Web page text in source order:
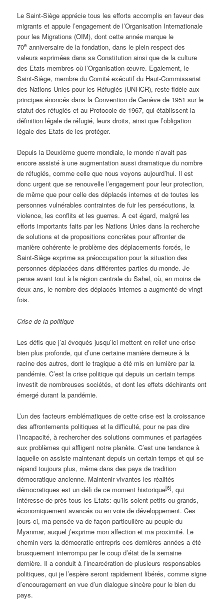
Le Saint-Siège apprécie tous les efforts accomplis en faveur des
migrants et appuie l’engagement de l’Organisation Internationale
pour les Migrations (OIM), dont cette année marque le
70e anniversaire de la fondation, dans le plein respect des
valeurs exprimées dans sa Constitution ainsi que de la culture
des Etats membres où l’Organisation œuvre. Egalement, le
Saint-Siège, membre du Comité exécutif du Haut-Commissariat
des Nations Unies pour les Réfugiés (UNHCR), reste fidèle aux
principes énoncés dans la Convention de Genève de 1951 sur le
statut des réfugiés et au Protocole de 1967, qui établissent la
définition légale de réfugié, leurs droits, ainsi que l’obligation
légale des Etats de les protéger.
Depuis la Deuxième guerre mondiale, le monde n’avait pas
encore assisté à une augmentation aussi dramatique du nombre
de réfugiés, comme celle que nous voyons aujourd’hui. Il est
donc urgent que se renouvelle l’engagement pour leur protection,
de même que pour celle des déplacés internes et de toutes les
personnes vulnérables contraintes de fuir les persécutions, la
violence, les conflits et les guerres. A cet égard, malgré les
efforts importants faits par les Nations Unies dans la recherche
de solutions et de propositions concrètes pour affronter de
manière cohérente le problème des déplacements forcés, le
Saint-Siège exprime sa préoccupation pour la situation des
personnes déplacées dans différentes parties du monde. Je
pense avant tout à la région centrale du Sahel, où, en moins de
deux ans, le nombre des déplacés internes a augmenté de vingt
fois.
Crise de la politique
Les défis que j’ai évoqués jusqu’ici mettent en relief une crise
bien plus profonde, qui d’une certaine manière demeure à la
racine des autres, dont le tragique a été mis en lumière par la
pandémie. C’est la crise politique qui depuis un certain temps
investit de nombreuses sociétés, et dont les effets déchirants ont
émergé durant la pandémie.
L’un des facteurs emblématiques de cette crise est la croissance
des affrontements politiques et la difficulté, pour ne pas dire
l’incapacité, à rechercher des solutions communes et partagées
aux problèmes qui affligent notre planète. C’est une tendance à
laquelle on assiste maintenant depuis un certain temps et qui se
répand toujours plus, même dans des pays de tradition
démocratique ancienne. Maintenir vivantes les réalités
démocratiques est un défi de ce moment historique[6], qui
intéresse de près tous les Etats: qu’ils soient petits ou grands,
économiquement avancés ou en voie de développement. Ces
jours-ci, ma pensée va de façon particulière au peuple du
Myanmar, auquel j’exprime mon affection et ma proximité. Le
chemin vers la démocratie entrepris ces dernières années a été
brusquement interrompu par le coup d’état de la semaine
dernière. Il a conduit à l’incarcération de plusieurs responsables
politiques, qui je l’espère seront rapidement libérés, comme signe
d’encouragement en vue d’un dialogue sincère pour le bien du
pays.